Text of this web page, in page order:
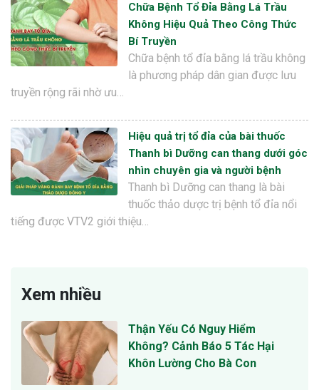
Chữa Bệnh Tổ Đỉa Bằng Lá Trầu
Không Hiệu Quả Theo Công Thức
Bí Truyền
Chữa bệnh tổ đỉa bằng lá trầu không
là phương pháp dân gian được lưu
truyền rộng rãi nhờ ưu…
Hiệu quả trị tổ đỉa của bài thuốc
Thanh bì Dưỡng can thang dưới góc
nhìn chuyên gia và người bệnh
Thanh bì Dưỡng can thang là bài
thuốc thảo dược trị bệnh tổ đỉa nổi
tiếng được VTV2 giới thiệu…
Xem nhiều
Thận Yếu Có Nguy Hiểm
Không? Cảnh Báo 5 Tác Hại
Khôn Lường Cho Bà Con